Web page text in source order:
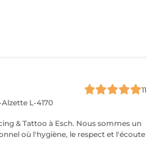
11
L-4170
où l'hygiène, le respect et l'écoute